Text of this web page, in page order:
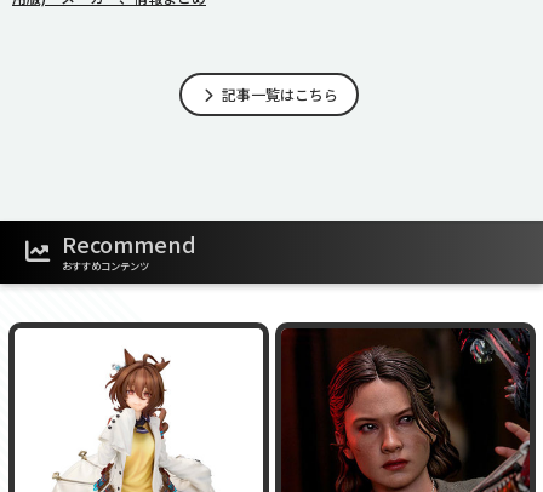
記事一覧はこちら
Recommend
おすすめコンテンツ